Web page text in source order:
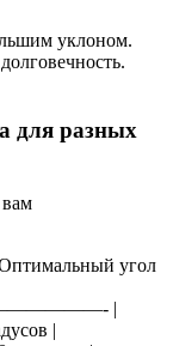
уклоном.
для разных
угол
|
|